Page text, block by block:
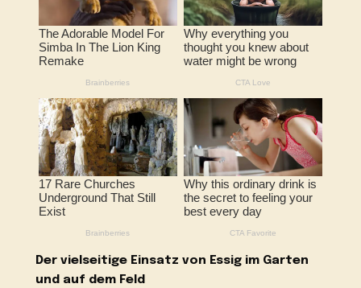
Der vielseitige Einsatz von Essig im Garten
und auf dem Feld